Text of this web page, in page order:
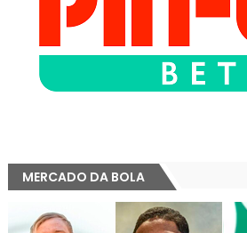
MERCADO DA BOLA